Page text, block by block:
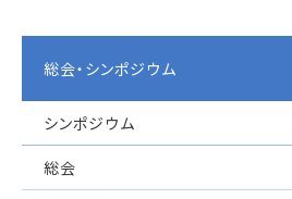
総会・シンポジウム
シンポジウム
総会